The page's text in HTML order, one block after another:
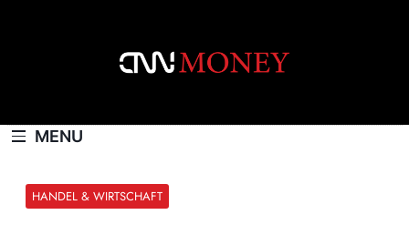
MENU
HANDEL & WIRTSCHAFT